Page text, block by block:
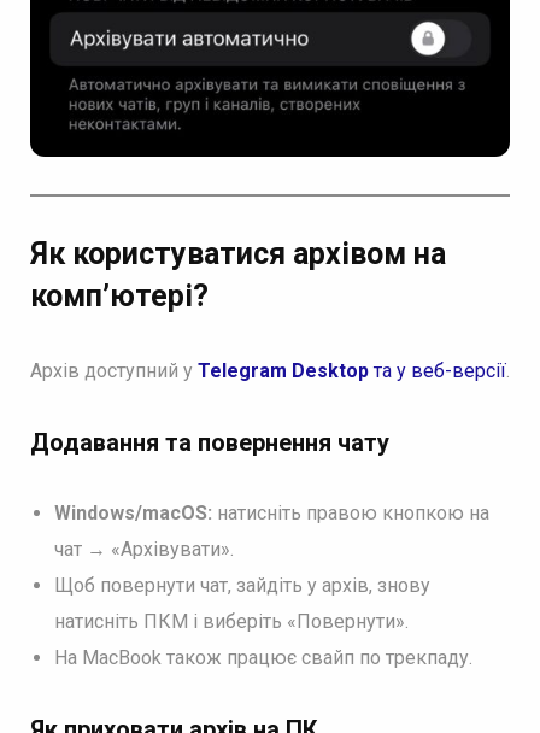
Як користуватися архівом на
комп’ютері?
Архів доступний у Telegram Desktopта у веб-версії.
Додавання та повернення чату
Windows/macOS: натисніть правою кнопкою на
чат → «Архівувати».
Щоб повернути чат, зайдіть у архів, знову
натисніть ПКМ і виберіть «Повернути».
На MacBook також працює свайп по трекпаду.